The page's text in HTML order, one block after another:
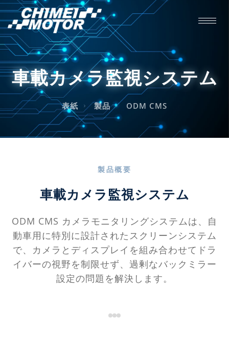
車載カメラ監視システム
表紙 製品 ODM CMS
製品概要
車載カメラ監視システム
ODM CMS カメラモニタリングシステムは、自
動車用に特別に設計されたスクリーンシステム
で、カメラとディスプレイを組み合わせてドラ
イバーの視野を制限せず、過剰なバックミラー
設定の問題を解決します。